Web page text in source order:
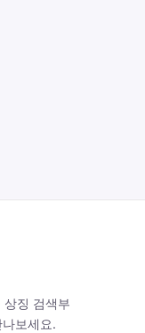
상징 검색부
보세요.